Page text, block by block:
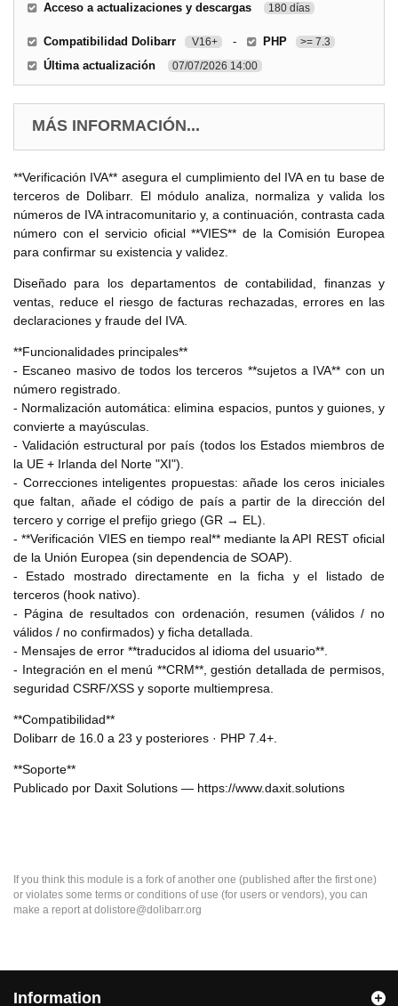
Acceso a actualizaciones y descargas 180 días
Compatibilidad Dolibarr V16+ - PHP >= 7.3
Última actualización 07/07/2026 14:00
MÁS INFORMACIÓN...
**Verificación IVA** asegura el cumplimiento del IVA en tu base de
terceros de Dolibarr. El módulo analiza, normaliza y valida los
números de IVA intracomunitario y, a continuación, contrasta cada
número con el servicio oficial **VIES** de la Comisión Europea
para confirmar su existencia y validez.
Diseñado para los departamentos de contabilidad, finanzas y
ventas, reduce el riesgo de facturas rechazadas, errores en las
declaraciones y fraude del IVA.
**Funcionalidades principales**
- Escaneo masivo de todos los terceros **sujetos a IVA** con un
número registrado.
- Normalización automática: elimina espacios, puntos y guiones, y
convierte a mayúsculas.
- Validación estructural por país (todos los Estados miembros de
la UE + Irlanda del Norte "XI").
- Correcciones inteligentes propuestas: añade los ceros iniciales
que faltan, añade el código de país a partir de la dirección del
tercero y corrige el prefijo griego (GR → EL).
- **Verificación VIES en tiempo real** mediante la API REST oficial
de la Unión Europea (sin dependencia de SOAP).
- Estado mostrado directamente en la ficha y el listado de
terceros (hook nativo).
- Página de resultados con ordenación, resumen (válidos / no
válidos / no confirmados) y ficha detallada.
- Mensajes de error **traducidos al idioma del usuario**.
- Integración en el menú **CRM**, gestión detallada de permisos,
seguridad CSRF/XSS y soporte multiempresa.
**Compatibilidad**
Dolibarr de 16.0 a 23 y posteriores · PHP 7.4+.
**Soporte**
Publicado por Daxit Solutions — https://www.daxit.solutions
If you think this module is a fork of another one (published after the first one)
or violates some terms or conditions of use (for users or vendors), you can
make a report at dolistore@dolibarr.org
Information